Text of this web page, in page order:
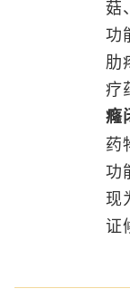
菇
功
肋
疗
癃
药
功
现
证